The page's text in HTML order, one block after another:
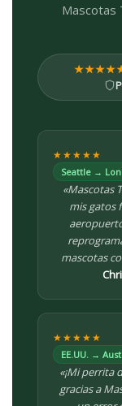
Mascotas
★★★★★
Seattle →
«Mascotas
mis gatos
mascotas
★★★★★
EE.UU. →
«¡Mi perrita
gracias a